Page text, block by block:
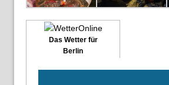
Das Wetter für
Berlin